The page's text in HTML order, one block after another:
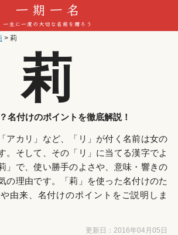
> 莉
莉
名付けのポイントを徹底解説！
アカリ」など、「リ」が付く名前は女の
。そして、その「リ」に当てる漢字でよ
」で、使い勝手のよさや、意味・響きの
の理由です。「莉」を使った名付けのた
由来、名付けのポイントをご説明しま
更新日： 2016年04月05日